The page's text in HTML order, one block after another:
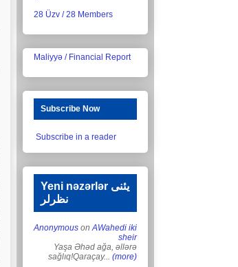
28 Üzv / 28 Members
Maliyyə / Financial Report
Subscribe Now
Subscribe in a reader
Yeni nəzərlər یئنی
نظرلر
Anonymous onAWahedi iki
sheir
Yaşa Əhəd ağa, əllərə
sağlıq!Qaraçay... (more)